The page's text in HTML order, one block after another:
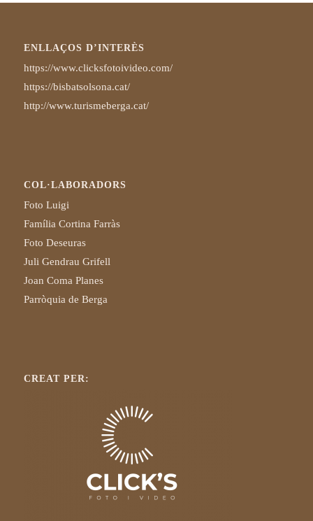
ENLLAÇOS D’INTERÈS
https://www.clicksfotoivideo.com/
https://bisbatsolsona.cat/
http://www.turismeberga.cat/
COL·LABORADORS
Foto Luigi
Família Cortina Farràs
Foto Deseuras
Juli Gendrau Grifell
Joan Coma Planes
Parròquia de Berga
CREAT PER: